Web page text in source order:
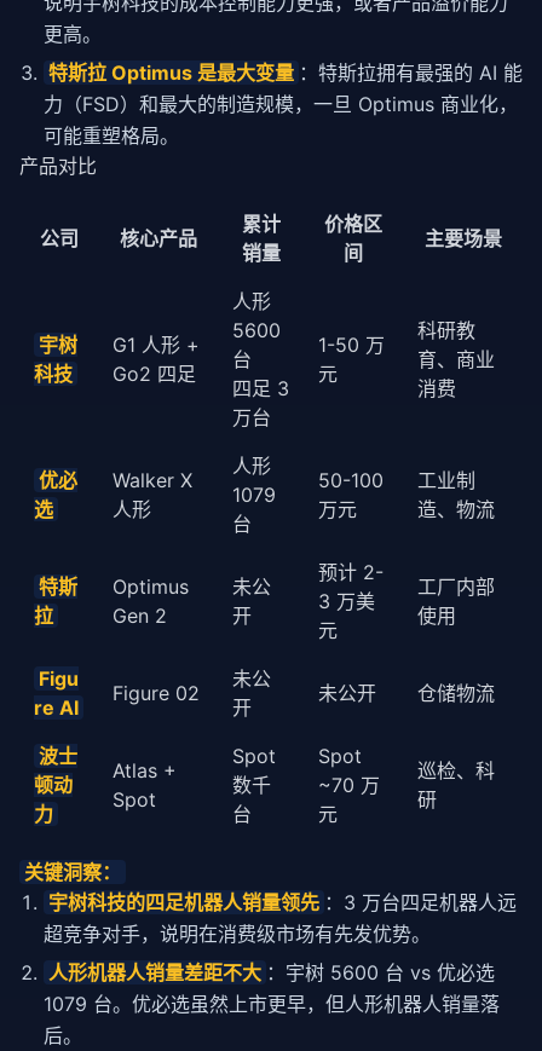
            new_state =
self
.perceive(
                images=robot.get_camera_images(),
            )
                action_sequence =
return self
autonomous_task(
"""
        自主任务执行：从感知到执行的完整流程
            robot = UnitreeG1()
model.autonomous_task("整理会议室",
        """
            images=robot.get_camera_images(),
        )
        action_sequence =
self.plan(instruction,
self.execute(action_sequence, robot)
        print(
f"✅ 任务完成: {instruction}"
# 使用示例
"__main__"
# 初始化模型和机器人
    model = WVLAModel()
    robot = UnitreeG1()
# 宇树 G1 人形机器人
更高。
特斯拉 Optimus 是最大变量 ：特斯拉拥有最强的 AI 能
力（FSD）和最大的制造规模，一旦 Optimus 商业化，
可能重塑格局。
产品对比
公司 核心产品
累计
销量
价格区
间
主要场景
宇树
科技
G1 人形 +
Go2 四足
人形
5600
台
四足 3
万台
1-50 万
元
科研教
育、商业
消费
优必
选
Walker X
人形
人形
1079
台
50-100
万元
工业制
造、物流
特斯
拉
Optimus
Gen 2
未公
开
预计 2-
3 万美
元
工厂内部
使用
Figu
re AI
Figure 02
未公
开
未公开 仓储物流
波士
顿动
力
Atlas +
Spot
Spot
数千
台
Spot
~70 万
元
巡检、科
研
关键洞察：
宇树科技的四足机器人销量领先 ：3 万台四足机器人远
超竞争对手，说明在消费级市场有先发优势。
人形机器人销量差距不大 ：宇树 5600 台 vs 优必选
1079 台。优必选虽然上市更早，但人形机器人销量落
后。